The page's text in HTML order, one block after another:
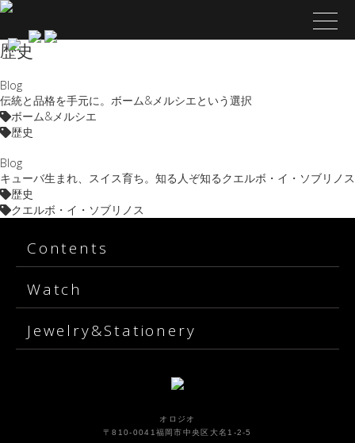
歴史
Blog
伝統と品格を手元に。ボーム&メルシエという選択
ボーム&メルシエ
歴史
Blog
キューバ生まれ、スイス育ち。知る人ぞ知るクエルボ・イ・ソブリノス
歴史
クエルボ・イ・ソブリノス
Contents
Watch
Jewelry&Stationery
オロジオ
〒810-0041福岡市中央区大名1-2-5